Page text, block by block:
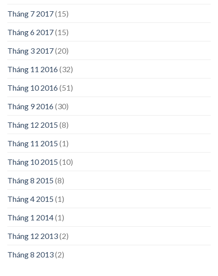
Tháng 7 2017(15)
Tháng 6 2017(15)
Tháng 3 2017(20)
Tháng 11 2016(32)
Tháng 10 2016(51)
Tháng 9 2016(30)
Tháng 12 2015 (8)
Tháng 11 2015 (1)
Tháng 10 2015 (10)
Tháng 8 2015 (8)
Tháng 4 2015 (1)
Tháng 1 2014(1)
Tháng 12 2013(2)
Tháng 8 2013(2)